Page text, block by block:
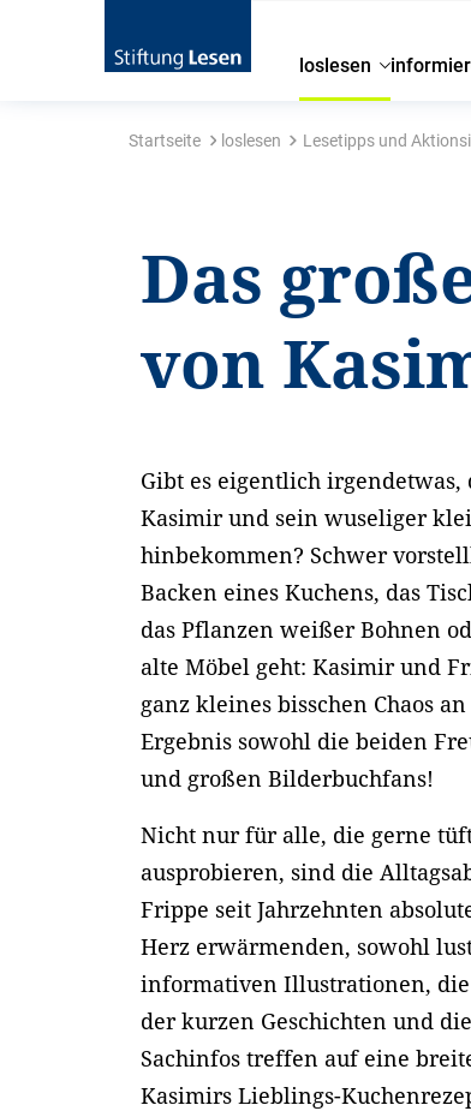
loslesen
Startseite loslesen Lesetipps und
Das
von
Gibt es eigentlich
Kasimir und sein wuseliger
hinbekommen? Schwer
Backen eines Kuchens, das
das Pflanzen weißer Bohnen
alte Möbel geht: Kasimir und
ganz kleines bisschen Chaos
Ergebnis sowohl die beiden
und großen Bilderbuchfans!
Nicht nur für alle, die gerne
ausprobieren, sind die
Frippe seit Jahrzehnten
Herz erwärmenden, sowohl
informativen Illustrationen,
der kurzen Geschichten und
Sachinfos treffen auf eine
Kasimirs Lieblings-